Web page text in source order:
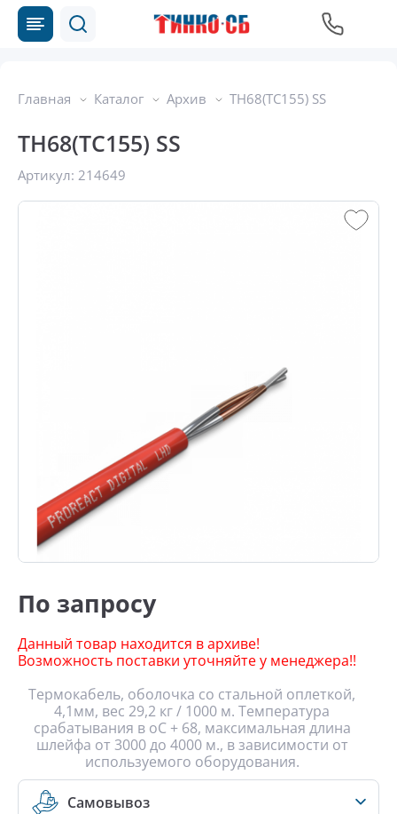
Главная Каталог Архив ТН68(ТС155) SS
ТН68(ТС155) SS
Артикул: 214649
По запросу
Данный товар находится в архиве!
Возможность поставки уточняйте у менеджера!!
Термокабель, оболочка со стальной оплеткой,
4,1мм, вес 29,2 кг / 1000 м. Температура
срабатывания в оС + 68, максимальная длина
шлейфа от 3000 до 4000 м., в зависимости от
используемого оборудования.
Самовывоз